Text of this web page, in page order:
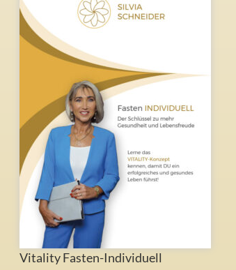
Vitality Fasten-Individuell